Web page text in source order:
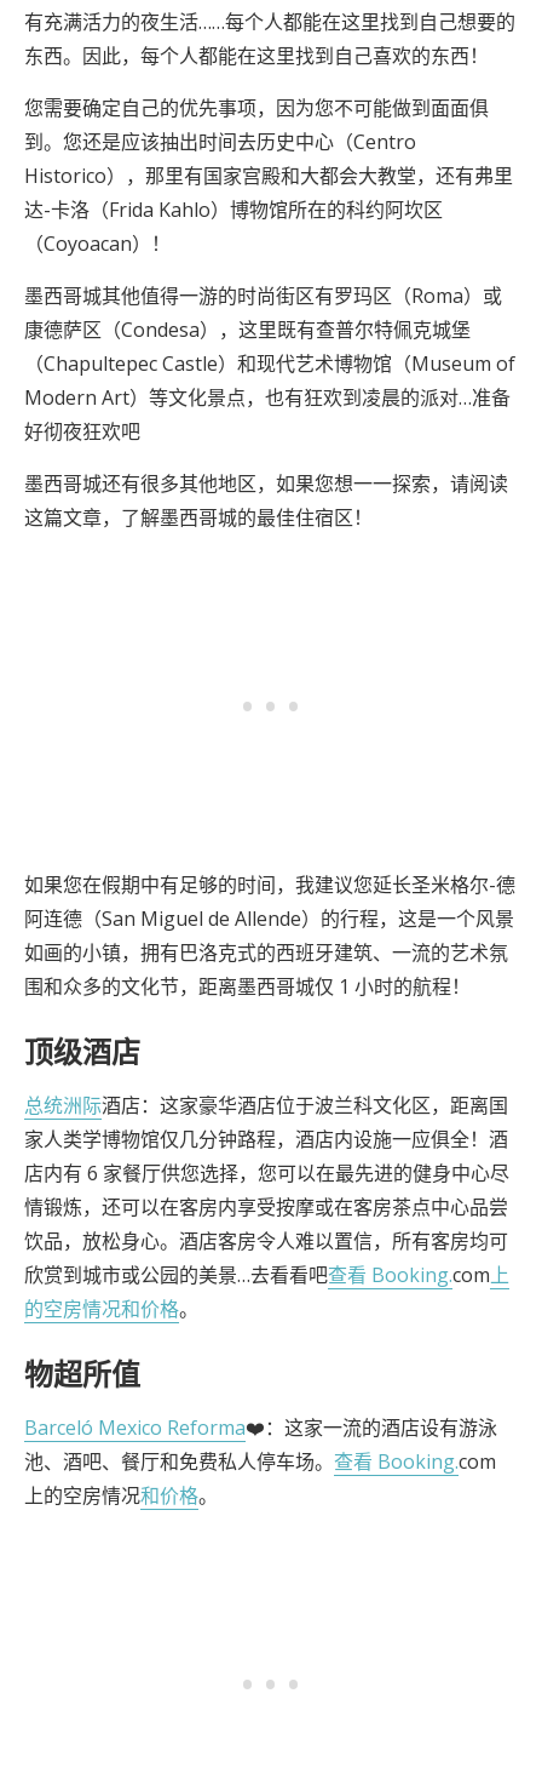
有充满活力的夜生活……每个人都能在这里找到自己想要的
东西。因此，每个人都能在这里找到自己喜欢的东西！
您需要确定自己的优先事项，因为您不可能做到面面俱
到。您还是应该抽出时间去历史中心（Centro
Historico），那里有国家宫殿和大都会大教堂，还有弗里
达-卡洛（Frida Kahlo）博物馆所在的科约阿坎区
（Coyoacan）！
墨西哥城其他值得一游的时尚街区有罗玛区（Roma）或
康德萨区（Condesa），这里既有查普尔特佩克城堡
（Chapultepec Castle）和现代艺术博物馆（Museum of
Modern Art）等文化景点，也有狂欢到凌晨的派对…准备
好彻夜狂欢吧
墨西哥城还有很多其他地区，如果您想一一探索，请阅读
这篇文章，了解墨西哥城的最佳住宿区！
如果您在假期中有足够的时间，我建议您延长圣米格尔-德
阿连德（San Miguel de Allende）的行程，这是一个风景
如画的小镇，拥有巴洛克式的西班牙建筑、一流的艺术氛
围和众多的文化节，距离墨西哥城仅 1 小时的航程！
顶级酒店
总统洲际酒店：这家豪华酒店位于波兰科文化区，距离国
家人类学博物馆仅几分钟路程，酒店内设施一应俱全！酒
店内有 6 家餐厅供您选择，您可以在最先进的健身中心尽
情锻炼，还可以在客房内享受按摩或在客房茶点中心品尝
饮品，放松身心。酒店客房令人难以置信，所有客房均可
欣赏到城市或公园的美景…去看看吧查看 Booking.com上
的空房情况和价格。
物超所值
Barceló Mexico Reforma❤️：这家一流的酒店设有游泳
池、酒吧、餐厅和免费私人停车场。 查看 Booking.com
上的空房情况和价格。